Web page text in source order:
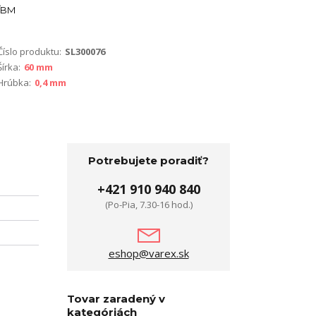
BM
produktu: SL300076
60 mm
0,4 mm
Potrebujete poradiť?
+421 910 940 840
(Po-Pia, 7.30-16 hod.)
eshop@varex.sk
Tovar zaradený v
kategóriách